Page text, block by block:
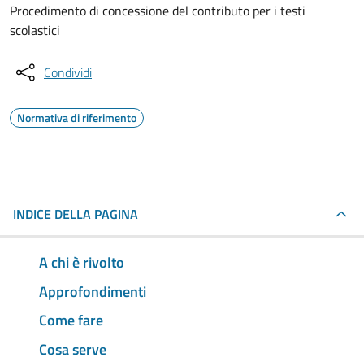
Procedimento di concessione del contributo per i testi
scolastici
Condividi
Normativa di riferimento
INDICE DELLA PAGINA
A chi è rivolto
Approfondimenti
Come fare
Cosa serve